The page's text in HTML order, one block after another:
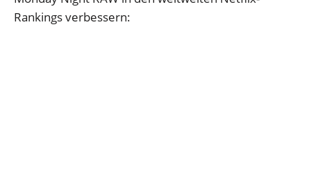
Rankings verbessern: